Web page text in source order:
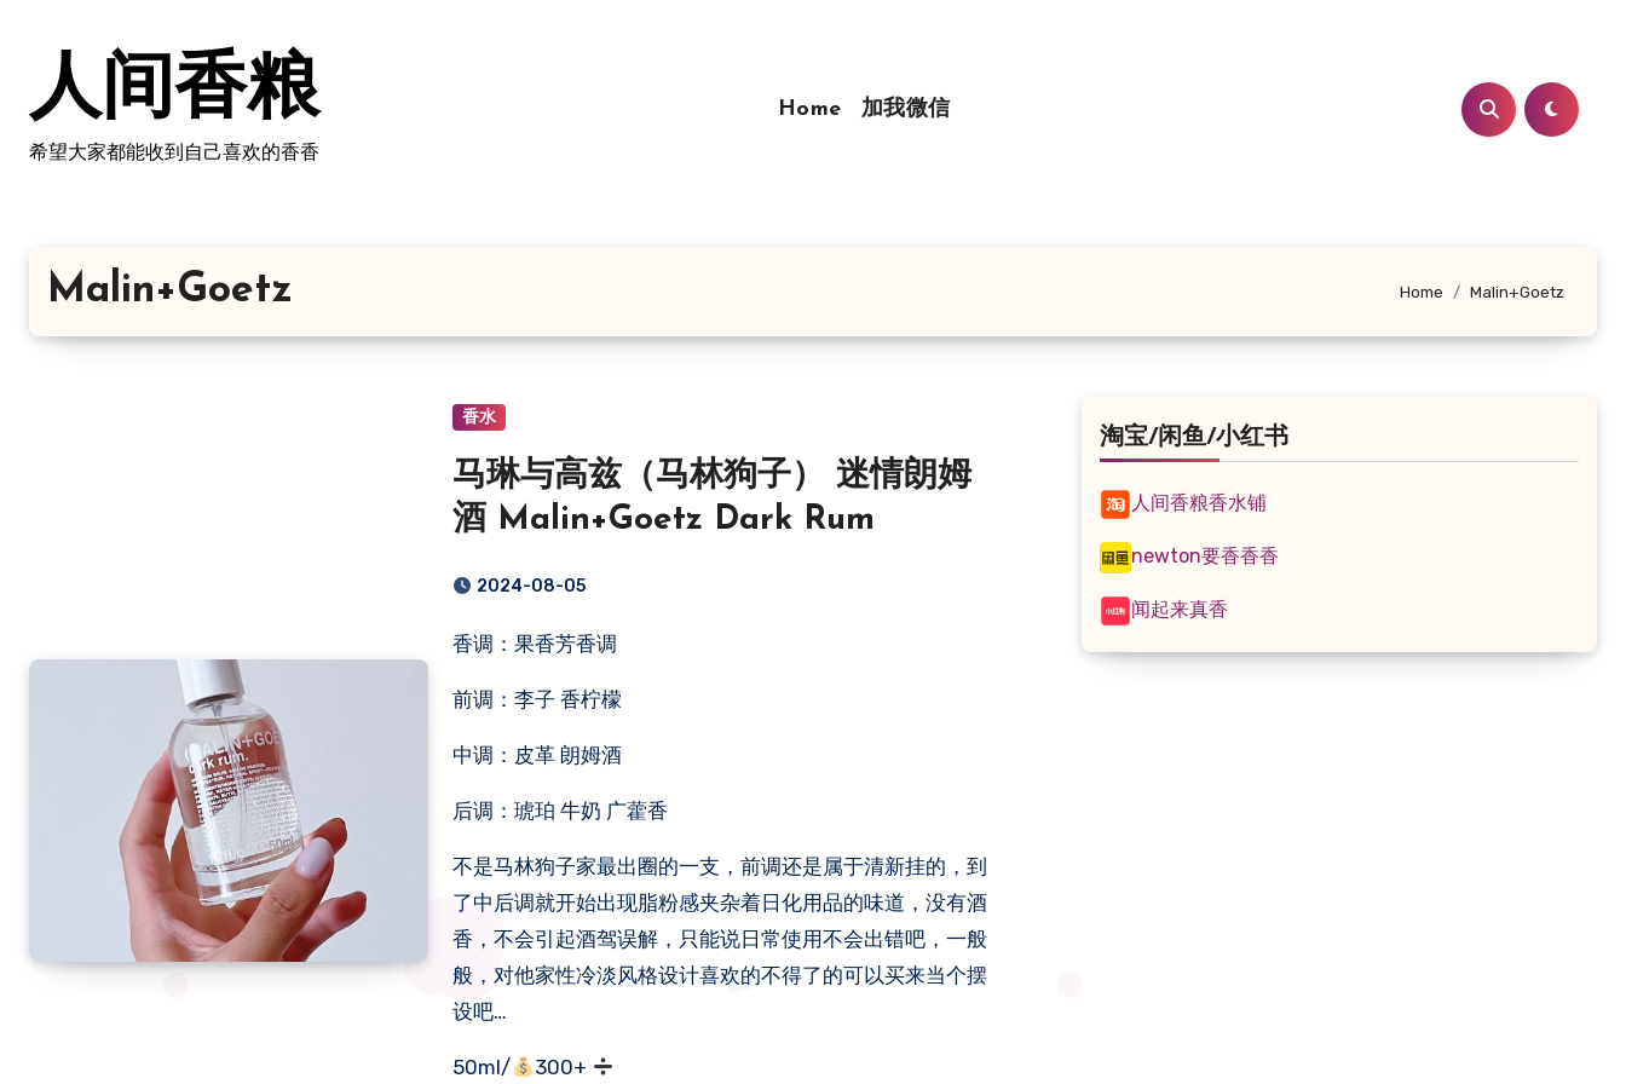
人间香粮
希望大家都能收到自己喜欢的香香
Home 加我微信
Malin+Goetz Home Malin+Goetz
香水
马琳与高兹（马林狗子） 迷情朗姆
酒 Malin+Goetz Dark Rum
2024-08-05
香调：果香芳香调
前调：李子 香柠檬
中调：皮革 朗姆酒
后调：琥珀 牛奶 广藿香
不是马林狗子家最出圈的一支，前调还是属于清新挂的，到
了中后调就开始出现脂粉感夹杂着日化用品的味道，没有酒
香，不会引起酒驾误解，只能说日常使用不会出错吧，一般
般，对他家性冷淡风格设计喜欢的不得了的可以买来当个摆
设吧…
50ml/ 300+
淘宝/闲鱼/小红书
人间香粮香水铺
newton要香香香
闻起来真香